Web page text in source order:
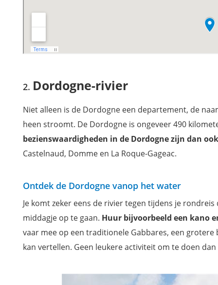
Dordogne-rivier
Niet alleen is de Dordogne een departement, de
heen stroomt. De Dordogne is ongeveer 490
bezienswaardigheden in de Dordogne zijn dan
Castelnaud, Domme en La Roque-Gageac.
Ontdek de Dordogne vanop het water
Je komt zeker eens de rivier tegen tijdens je
middagje op te gaan. Huur bijvoorbeeld een kano
vaar mee op een traditionele Gabbares, een
kan vertellen. Geen leukere activiteit om te doen